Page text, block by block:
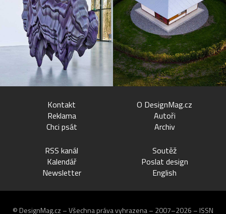
Kontakt
Reklama
Chci psát
O DesignMag.cz
Autoři
Archiv
RSS kanál
Kalendář
Newsletter
Soutěž
Poslat design
English
© DesignMag.cz – Všechna práva vyhrazena – 2007–2026 – ISSN